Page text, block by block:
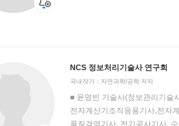
NCS 정보처리기술사 연구회
국내작가 자연과학/공학 저자
■ 윤영빈 기술사(정보관리기술
전자계산기조직응용기사,전자
품질경영기사, 전기공사기사,